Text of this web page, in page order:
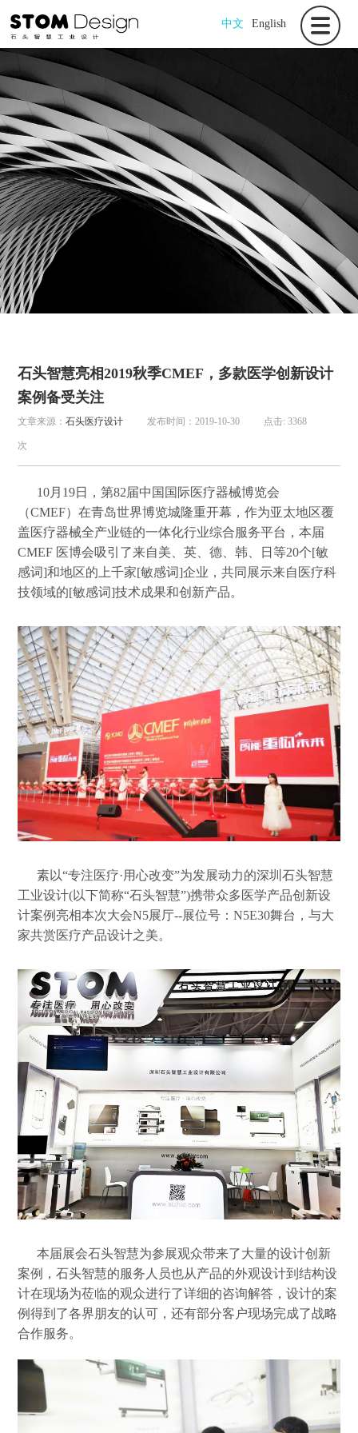
中文 English
石头智慧亮相2019秋季CMEF，多款医学创新设计
案例备受关注
文章来源：石头医疗设计 发布时间：2019-10-30 点击: 3368
次
10月19日，第82届中国国际医疗器械博览会
（CMEF）在青岛世界博览城隆重开幕，作为亚太地区覆
盖医疗器械全产业链的一体化行业综合服务平台，本届
CMEF 医博会吸引了来自美、英、德、韩、日等20个[敏
感词]和地区的上千家[敏感词]企业，共同展示来自医疗科
技领域的[敏感词]技术成果和创新产品。
素以“专注医疗·用心改变”为发展动力的深圳石头智慧
工业设计(以下简称“石头智慧”)携带众多医学产品创新设
计案例亮相本次大会N5展厅--展位号：N5E30舞台，与大
家共赏医疗产品设计之美。
本届展会石头智慧为参展观众带来了大量的设计创新
案例，石头智慧的服务人员也从产品的外观设计到结构设
计在现场为莅临的观众进行了详细的咨询解答，设计的案
例得到了各界朋友的认可，还有部分客户现场完成了战略
合作服务。